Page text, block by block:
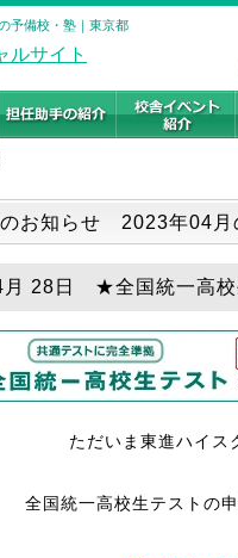
予備校・塾｜東京都
お知らせ 2023年04月
月 28日 ★全国統一高校
ただいま東進ハイス
全国統一高校生テストの